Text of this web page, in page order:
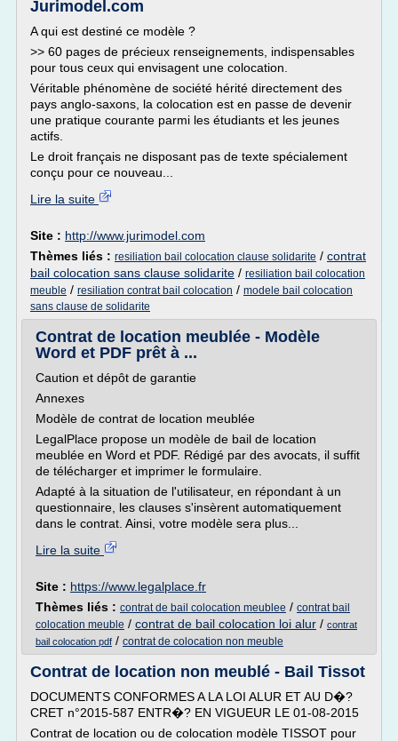
Jurimodel.com
A qui est destiné ce modèle ?
>> 60 pages de précieux renseignements, indispensables
pour tous ceux qui envisagent une colocation.
Véritable phénomène de société hérité directement des
pays anglo-saxons, la colocation est en passe de devenir
une pratique courante parmi les étudiants et les jeunes
actifs.
Le droit français ne disposant pas de texte spécialement
conçu pour ce nouveau...
Lire la suite
Site : http://www.jurimodel.com
Thèmes liés : resiliation bail colocation clause solidarite / contrat
bail colocation sans clause solidarite / resiliation bail colocation
meuble / resiliation contrat bail colocation / modele bail colocation
sans clause de solidarite
Contrat de location meublée - Modèle
Word et PDF prêt à ...
Caution et dépôt de garantie
Annexes
Modèle de contrat de location meublée
LegalPlace propose un modèle de bail de location
meublée en Word et PDF. Rédigé par des avocats, il suffit
de télécharger et imprimer le formulaire.
Adapté à la situation de l'utilisateur, en répondant à un
questionnaire, les clauses s'insèrent automatiquement
dans le contrat. Ainsi, votre modèle sera plus...
Lire la suite
Site : https://www.legalplace.fr
Thèmes liés : contrat de bail colocation meublee / contrat bail
colocation meuble / contrat de bail colocation loi alur / contrat
bail colocation pdf / contrat de colocation non meuble
Contrat de location non meublé - Bail Tissot
DOCUMENTS CONFORMES A LA LOI ALUR ET AU D�?
CRET n°2015-587 ENTR�? EN VIGUEUR LE 01-08-2015
Contrat de location ou de colocation modèle TISSOT pour